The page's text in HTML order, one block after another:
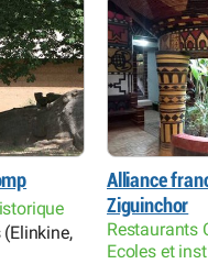
Alliance
Ziguinchor
Restaurants
Ecoles et